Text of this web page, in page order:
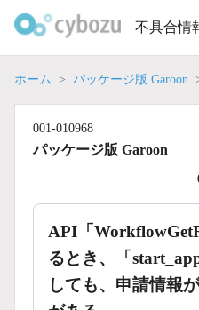
不具合情
ホーム パッケージ版 Garoon
001-010968
パッケージ版 Garoon
API「
るとき、「
しても、申請情報